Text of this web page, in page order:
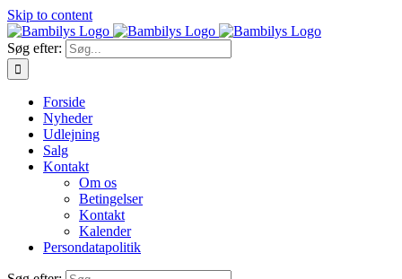
Skip to content
Søg efter:
Forside
Nyheder
Udlejning
Salg
Kontakt
Om os
Betingelser
Kontakt
Kalender
Persondatapolitik